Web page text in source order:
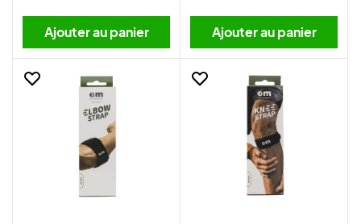
Ajouter au panier Ajouter au panier